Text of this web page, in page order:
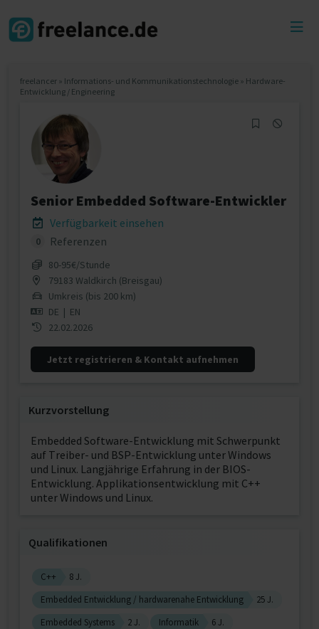
freelancer » Informations- und Kommunikationstechnologie » Hardware-
Entwicklung / Engineering
Senior Embedded Software-Entwickler
Verfügbarkeit einsehen
0 Referenzen
80‐95€/Stunde
79183 Waldkirch (Breisgau)
Umkreis (bis 200 km)
DE | EN
22.02.2026
Jetzt registrieren & Kontakt aufnehmen
Kurzvorstellung
Embedded Software-Entwicklung mit Schwerpunkt
auf Treiber- und BSP-Entwicklung unter Windows
und Linux. Langjährige Erfahrung in der BIOS-
Entwicklung. Applikationsentwicklung mit C++
unter Windows und Linux.
Qualifikationen
C++
8 J.
Embedded Entwicklung / hardwarenahe Entwicklung
25 J.
Embedded Systems
2 J. Informatik 6 J.